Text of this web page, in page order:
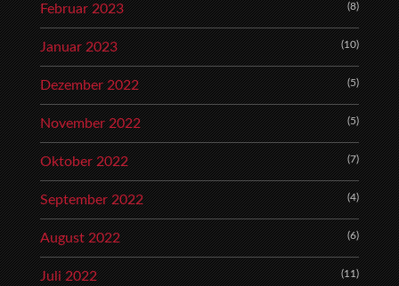
Februar 2023 (8)
Januar 2023 (10)
Dezember 2022 (5)
November 2022 (5)
Oktober 2022 (7)
September 2022 (4)
August 2022 (6)
Juli 2022 (11)